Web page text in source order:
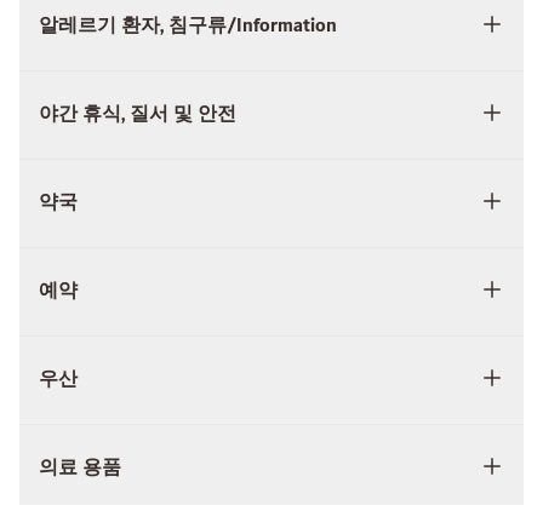
알레르기 환자, 침구류/Information
야간 휴식, 질서 및 안전
약국
예약
우산
의료 용품